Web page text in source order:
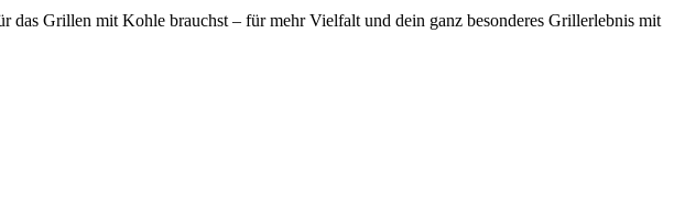
Grillen mit Kohle brauchst – für mehr Vielfalt und dein ganz besonderes Grillerlebnis mit